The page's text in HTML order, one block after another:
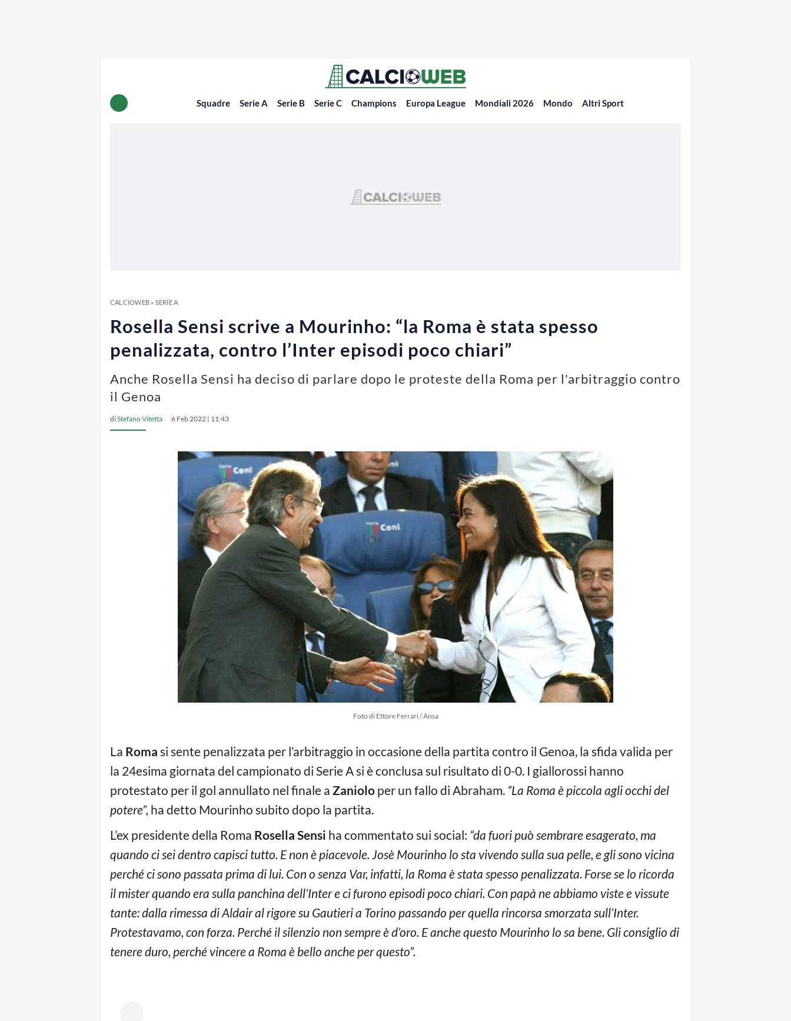
Squadre Serie A Serie B Serie C Champions Europa League Mondiali 2026 Mondo Altri Sport
CALCIOWEB» SERIE A
Rosella Sensi scrive a Mourinho: “la Roma è stata spesso
penalizzata, contro l’Inter episodi poco chiari”
Anche Rosella Sensi ha deciso di parlare dopo le proteste della Roma per l'arbitraggio contro
il Genoa
diStefano Vitetta 6 Feb 2022 | 11:43
Foto di Ettore Ferrari / Ansa
La Roma si sente penalizzata per l’arbitraggio in occasione della partita contro il Genoa, la sfida valida per
la 24esima giornata del campionato di Serie A si è conclusa sul risultato di 0-0. I giallorossi hanno
protestato per il gol annullato nel finale a Zaniolo per un fallo di Abraham. “La Roma è piccola agli occhi del
potere”, ha detto Mourinho subito dopo la partita.
L’ex presidente della Roma Rosella Sensi ha commentato sui social: “da fuori può sembrare esagerato, ma
quando ci sei dentro capisci tutto. E non è piacevole. Josè Mourinho lo sta vivendo sulla sua pelle, e gli sono vicina
perché ci sono passata prima di lui. Con o senza Var, infatti, la Roma è stata spesso penalizzata. Forse se lo ricorda
il mister quando era sulla panchina dell’Inter e ci furono episodi poco chiari. Con papà ne abbiamo viste e vissute
tante: dalla rimessa di Aldair al rigore su Gautieri a Torino passando per quella rincorsa smorzata sull’Inter.
Protestavamo, con forza. Perché il silenzio non sempre è d’oro. E anche questo Mourinho lo sa bene. Gli consiglio di
tenere duro, perché vincere a Roma è bello anche per questo”.